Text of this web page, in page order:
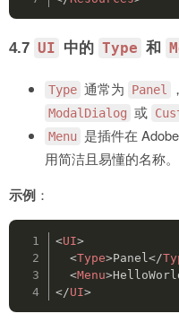
4.7 UI 中的 Type 和
Type 通常为 Panel
ModalDialog 或
Menu 是插件在
用简洁且易懂的名称。
示例 ：
<UI>
<Type>Panel </
<Menu>
</UI>